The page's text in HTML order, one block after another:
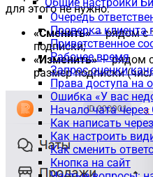
Очередь
Проверка клиента
Приветственное
Рабочее время
Запрос оценки
Права доступа на
Ошибка «У вас
Начало чата
Как написать
Как настроить
Как сменить
Кнопка на сайт
для этого не нужно:
«Сменить»— рядом с
подписки;
«Изменить»— рядом с
размер подписки